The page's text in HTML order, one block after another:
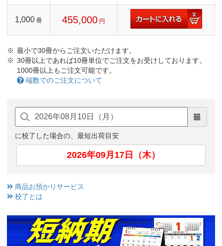
1,000 冊 455,000 円
最小で30冊からご注文いただけます。
30冊以上であれば10冊単位でご注文をお受けしております。
1000冊以上もご注文可能です。
端数でのご注文について
に校了した場合の、最短出荷目安
2026年09月17日（木）
商品お預かりサービス
校了とは